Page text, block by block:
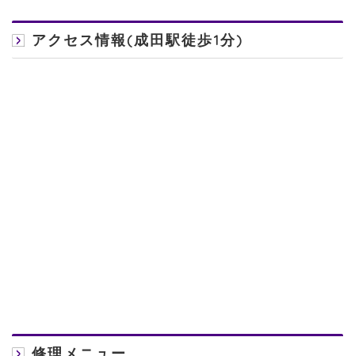
アクセス情報(成田駅徒歩1分)